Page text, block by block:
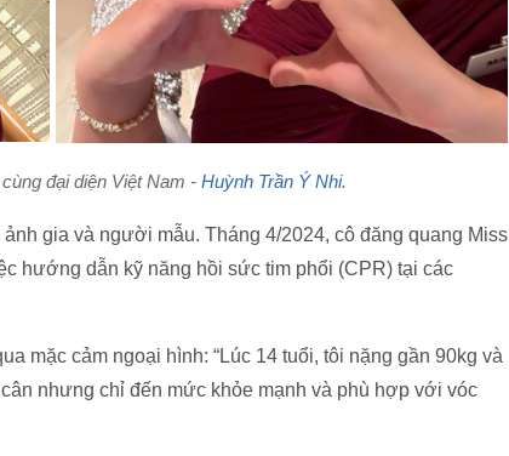
đại diện Việt Nam - Huỳnh Trần Ý Nhi.
gia và người mẫu. Tháng 4/2024, cô đăng quang Miss
hướng dẫn kỹ năng hồi sức tim phổi (CPR) tại các
mặc cảm ngoại hình: “Lúc 14 tuổi, tôi nặng gần 90kg và
nhưng chỉ đến mức khỏe mạnh và phù hợp với vóc